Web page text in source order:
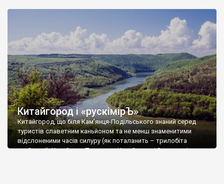
століття. Але й це не все. Серед надгробків початку ХІХ
століття (1802 і 1806 роки) впадають у вічі величезні кам’яні
хрести рідкісної семираменної форми. Досить […]
Китайгород i «рускімірЪ»
Китайгород, що біля Кам’янця-Подільського знаний серед
туристів славетним каньйоном та не менш знаменитими
відслоненими часів силуру (як поталанить – трилобіта
знайдеш!). Каньйон р. Тернави в Китайгороді Знамениті